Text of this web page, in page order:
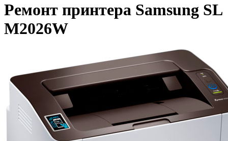
Ремонт принтера Samsung SL
M2026W